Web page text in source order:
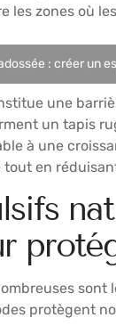
les zones où
: créer un
une
un tapis
à une
en
protègent